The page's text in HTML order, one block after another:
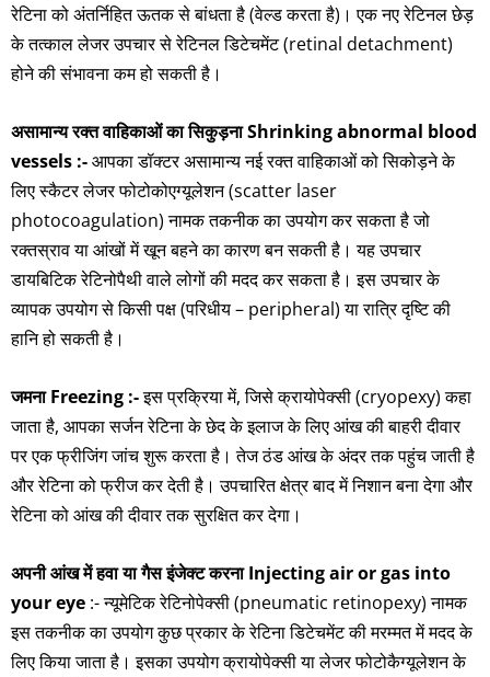
रेटिना को अंतर्निहित ऊतक से बांधता है (वेल्ड करता है)। एक नए रेटिनल छेड़
के तत्काल लेजर उपचार से रेटिनल डिटेचमेंट (retinal detachment)
होने की संभावना कम हो सकती है।
असामान्य रक्त वाहिकाओं का सिकुड़ना Shrinking abnormal blood
vessels :-आपका डॉक्टर असामान्य नई रक्त वाहिकाओं को सिकोड़ने के
लिए स्कैटर लेजर फोटोकोएग्यूलेशन (scatter laser
photocoagulation) नामक तकनीक का उपयोग कर सकता है जो
रक्तस्राव या आंखों में खून बहने का कारण बन सकती है। यह उपचार
डायबिटिक रेटिनोपैथी वाले लोगों की मदद कर सकता है। इस उपचार के
व्यापक उपयोग से किसी पक्ष (परिधीय – peripheral) या रात्रि दृष्टि की
हानि हो सकती है।
जमना Freezing :-इस प्रक्रिया में, जिसे क्रायोपेक्सी (cryopexy) कहा
जाता है, आपका सर्जन रेटिना के छेद के इलाज के लिए आंख की बाहरी दीवार
पर एक फ्रीजिंग जांच शुरू करता है। तेज ठंड आंख के अंदर तक पहुंच जाती है
और रेटिना को फ्रीज कर देती है। उपचारित क्षेत्र बाद में निशान बना देगा और
रेटिना को आंख की दीवार तक सुरक्षित कर देगा।
अपनी आंख में हवा या गैस इंजेक्ट करना Injecting air or gas into
your eye :- न्यूमेटिक रेटिनोपेक्सी (pneumatic retinopexy) नामक
इस तकनीक का उपयोग कुछ प्रकार के रेटिना डिटेचमेंट की मरम्मत में मदद के
लिए किया जाता है। इसका उपयोग क्रायोपेक्सी या लेजर फोटोकैग्यूलेशन के